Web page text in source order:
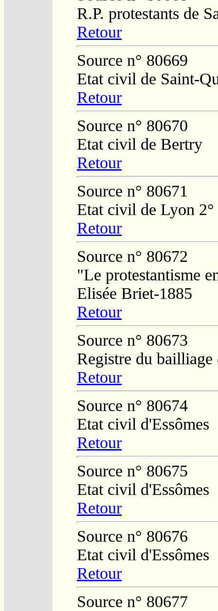
R.P. protestants de
Retour
Source n° 80669
Etat civil de Saint-
Retour
Source n° 80670
Etat civil de Bertry
Retour
Source n° 80671
Etat civil de Lyon 2°
Retour
Source n° 80672
"Le protestantisme
Elisée Briet-1885
Retour
Source n° 80673
Registre du
Retour
Source n° 80674
Etat civil d'Essômes
Retour
Source n° 80675
Etat civil d'Essômes
Retour
Source n° 80676
Etat civil d'Essômes
Retour
Source n° 80677